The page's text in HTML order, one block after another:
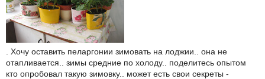
. Хочу оставить пеларгонии зимовать на лоджии.. она не
отапливается.. зимы средние по холоду.. поделитесь опытом
кто опробовал такую зимовку.. может есть свои секреты -